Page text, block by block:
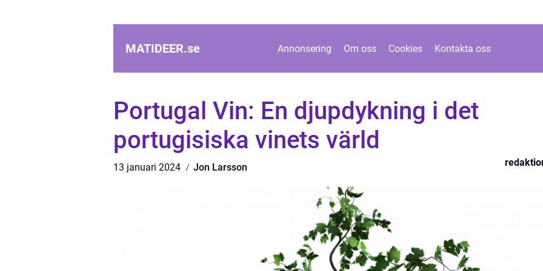
MATIDEER.se Annonsering Om oss Cookies Kontakta oss
Portugal Vin: En djupdykning i det
portugisiska vinets värld
13 januari 2024 Jon Larsson